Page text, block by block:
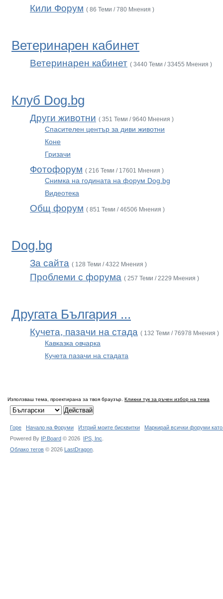
Кили Форум ( 86 Теми / 780 Мнения )
Ветеринарен кабинет
Ветеринарен кабинет ( 3440 Теми / 33455 Мнения )
Клуб Dog.bg
Други животни ( 351 Теми / 9640 Мнения )
Спасителен център за диви животни
Коне
Гризачи
Фотофорум ( 216 Теми / 17601 Мнения )
Снимка на годината на форум Dog.bg
Видеотека
Общ форум ( 851 Теми / 46506 Мнения )
Dog.bg
За сайта ( 128 Теми / 4322 Мнения )
Проблеми с форума ( 257 Теми / 2229 Мнения )
Другата България ...
Кучета, пазачи на стада ( 132 Теми / 76978 Мнения )
Кавказка овчарка
Кучета пазачи на стадата
Използваш тема, проектирана за твоя браузър. Кликни тук за ръчен избор на тема
Горе Начало на Форуми Изтрий моите бисквитки
Маркирай всички форуми
Powered By IP.Board © 2026 IPS, Inc
Облако тегов © 2026 LastDragon